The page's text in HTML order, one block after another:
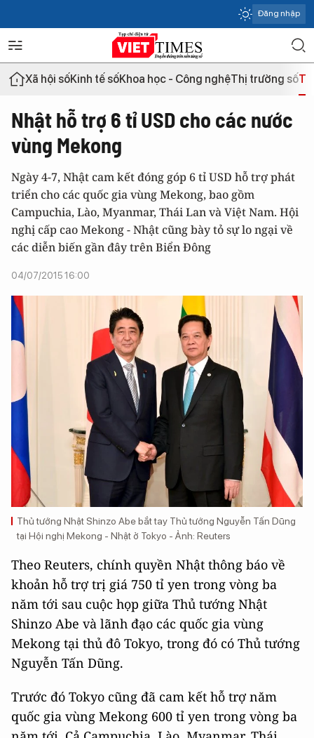
Đăng nhập
Xã hội sốKinh tế sốKhoa học - Công nghệThị trường số
Nhật hỗ trợ 6 tỉ USD cho các nước
vùng Mekong
Ngày 4-7, Nhật cam kết đóng góp 6 tỉ USD hỗ trợ phát
triển cho các quốc gia vùng Mekong, bao gồm
Campuchia, Lào, Myanmar, Thái Lan và Việt Nam. Hội
nghị cấp cao Mekong - Nhật cũng bày tỏ sự lo ngại về
các diễn biến gần đây trên Biển Đông
04/07/2015 16:00
Thủ tướng Nhật Shinzo Abe bắt tay Thủ tướng Nguyễn Tấn Dũng
tại Hội nghị Mekong - Nhật ở Tokyo - Ảnh: Reuters
Theo Reuters, chính quyền Nhật thông báo về
khoản hỗ trợ trị giá 750 tỉ yen trong vòng ba
năm tới sau cuộc họp giữa Thủ tướng Nhật
Shinzo Abe và lãnh đạo các quốc gia vùng
Mekong tại thủ đô Tokyo, trong đó có Thủ tướng
Nguyễn Tấn Dũng.
Trước đó Tokyo cũng đã cam kết hỗ trợ năm
quốc gia vùng Mekong 600 tỉ yen trong vòng ba